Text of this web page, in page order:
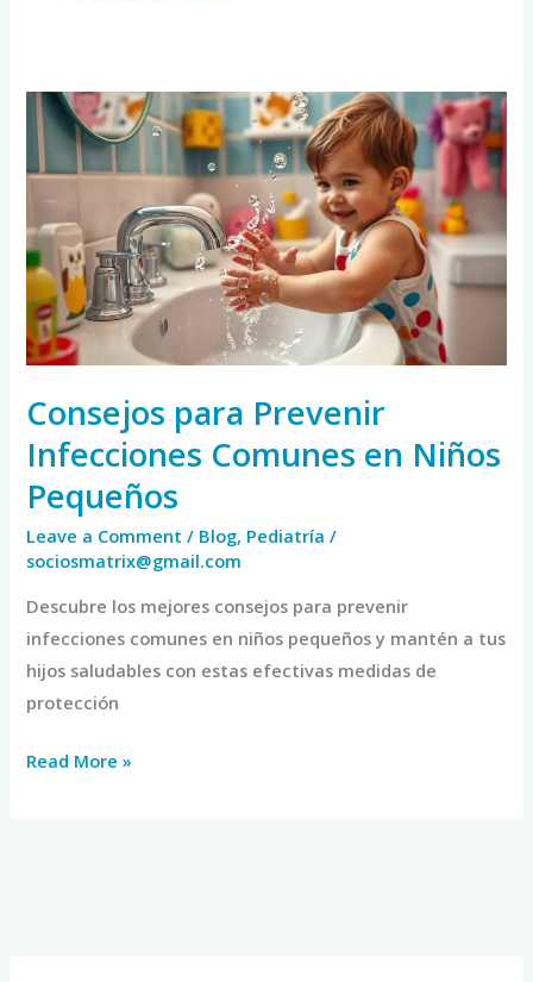
Consejos para Prevenir
Infecciones Comunes en Niños
Pequeños
Leave a Comment / Blog, Pediatría /
sociosmatrix@gmail.com
Descubre los mejores consejos para prevenir
infecciones comunes en niños pequeños y mantén a tus
hijos saludables con estas efectivas medidas de
protección
Consejos
para
Prevenir
Comunes
en
Niños
Pequeños
Read More »